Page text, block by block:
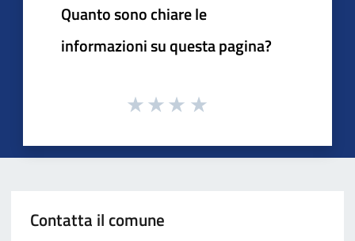
Quanto sono chiare le
informazioni su questa pagina?
Contatta il comune